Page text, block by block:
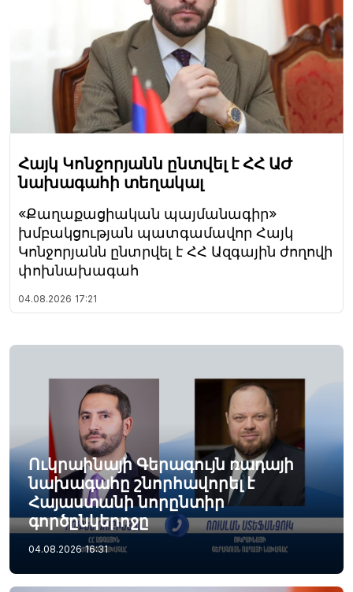
Հայկ Կոնջորյանն ընտվել է ՀՀ ԱԺ
նախագահի տեղակալ
«Քաղաքացիական պայմանագիր»
խմբակցության պատգամավոր Հայկ
Կոնջորյանն ընտրվել է ՀՀ Ազգային ժողովի
փոխնախագահ
04.08.2026 17:21
Ուկրաինայի Գերագույն ռադայի
նախագահը շնորհավորել է
Հայաստանի նորընտիր
գործընկերոջը
04.08.2026 16:31